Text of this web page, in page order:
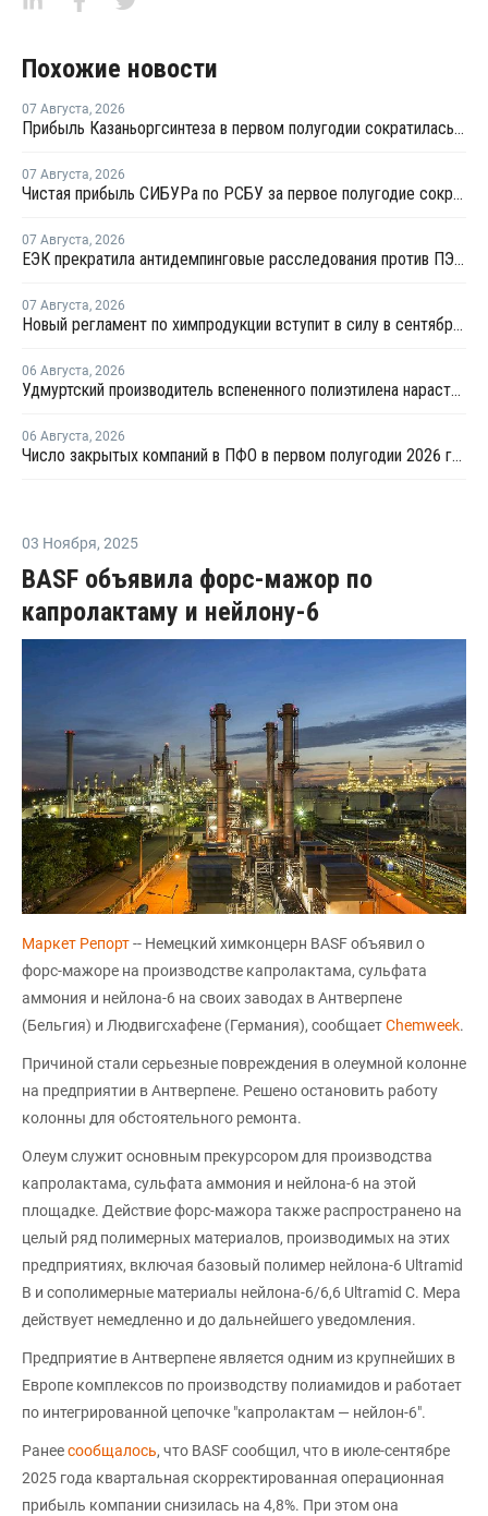
Похожие новости
07 Августа, 2026
Прибыль Казаньоргсинтеза в первом полугодии сократилась более чем в 2 раза
07 Августа, 2026
Чистая прибыль СИБУРа по РСБУ за первое полугодие сократилась в 3,6 раза
07 Августа, 2026
ЕЭК прекратила антидемпинговые расследования против ПЭ и ПП из Азербайджана и Туркменистана
07 Августа, 2026
Новый регламент по химпродукции вступит в силу в сентябре 2027 года
06 Августа, 2026
Удмуртский производитель вспененного полиэтилена нарастит выпуск на 15%
06 Августа, 2026
Число закрытых компаний в ПФО в первом полугодии 2026 года вдвое превысило число новых
03 Ноября, 2025
BASF объявила форс-мажор по
капролактаму и нейлону-6
Маркет Репорт-- Немецкий химконцерн BASF объявил о
форс-мажоре на производстве капролактама, сульфата
аммония и нейлона-6 на своих заводах в Антверпене
(Бельгия) и Людвигсхафене (Германия), сообщаетChemweek.
Причиной стали серьезные повреждения в олеумной колонне
на предприятии в Антверпене. Решено остановить работу
колонны для обстоятельного ремонта.
Олеум служит основным прекурсором для производства
капролактама, сульфата аммония и нейлона-6 на этой
площадке. Действие форс-мажора также распространено на
целый ряд полимерных материалов, производимых на этих
предприятиях, включая базовый полимер нейлона-6 Ultramid
B и сополимерные материалы нейлона-6/6,6 Ultramid C. Мера
действует немедленно и до дальнейшего уведомления.
Предприятие в Антверпене является одним из крупнейших в
Европе комплексов по производству полиамидов и работает
по интегрированной цепочке "капролактам — нейлон-6".
Ранеесообщалось, что BASF сообщил, что в июле-сентябре
2025 года квартальная скорректированная операционная
прибыль компании снизилась на 4,8%. При этом она